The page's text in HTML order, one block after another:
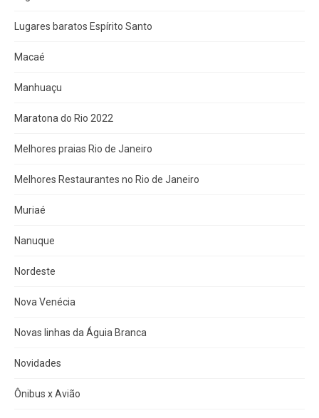
Lugares baratos Espírito Santo
Macaé
Manhuaçu
Maratona do Rio 2022
Melhores praias Rio de Janeiro
Melhores Restaurantes no Rio de Janeiro
Muriaé
Nanuque
Nordeste
Nova Venécia
Novas linhas da Águia Branca
Novidades
Ônibus x Avião